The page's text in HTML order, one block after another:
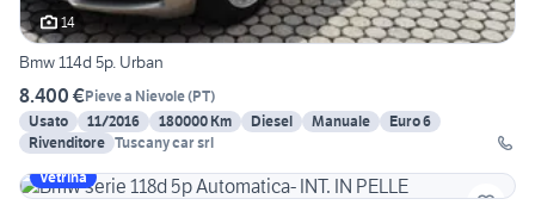
14
Bmw 114d 5p. Urban
8.400 €Pieve a Nievole(PT)
Usato
11/2016 180000 Km Diesel Manuale
Euro 6
Rivenditore Tuscany car srl
Vetrina